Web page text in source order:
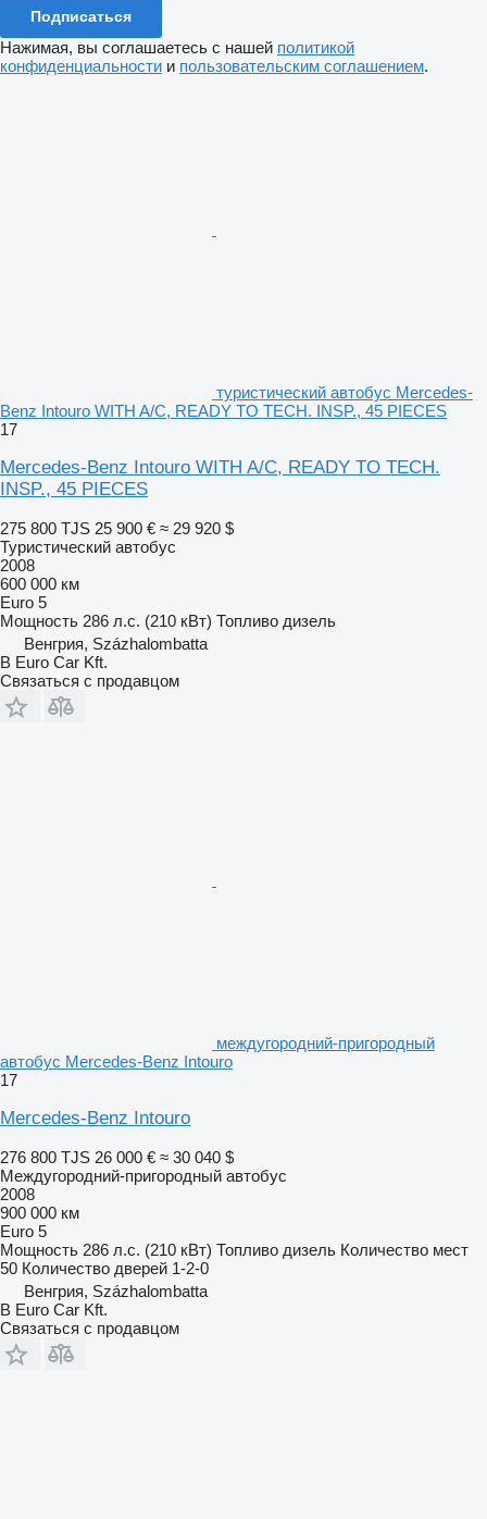
Подписаться
Нажимая, вы соглашаетесь с нашей политикой
конфиденциальности и пользовательским соглашением.
туристический автобус Mercedes-
Benz Intouro WITH A/C, READY TO TECH. INSP., 45 PIECES
17
Mercedes-Benz Intouro WITH A/C, READY TO TECH.
INSP., 45 PIECES
275 800 TJS 25 900 € ≈ 29 920 $
Туристический автобус
2008
600 000 км
Euro 5
Мощность 286 л.с. (210 кВт) Топливо дизель
Венгрия, Százhalombatta
B Euro Car Kft.
Связаться с продавцом
междугородний-пригородный
автобус Mercedes-Benz Intouro
17
Mercedes-Benz Intouro
276 800 TJS 26 000 € ≈ 30 040 $
Междугородний-пригородный автобус
2008
900 000 км
Euro 5
Мощность 286 л.с. (210 кВт) Топливо дизель Количество мест
50 Количество дверей 1-2-0
Венгрия, Százhalombatta
B Euro Car Kft.
Связаться с продавцом